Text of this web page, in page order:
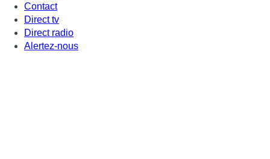
Contact
Direct tv
Direct radio
Alertez-nous